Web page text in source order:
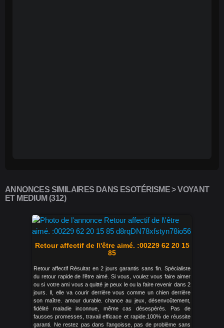
ANNONCES SIMILAIRES DANS ESOTÉRISME > VOYANT
ET MEDIUM (312)
Retour affectif de l\'être aimé. :00229 62 20 15
85
Retour affectif Résultat en 2 jours garantis sans fin. Spécialiste
du retour rapide de l'être aimé. Si vous, voulez vous faire aimer
ou si votre ami vous a quitté je peux le ou la faire revenir dans 2
jours. Il, elle va courir derrière vous comme un chien derrière
son maître. amour durable. chance au jeux, désenvoûtement,
fidélité maladie inconnue, même cas désespérés. Pas de
fausses promesses, travail efficace et rapide.100% de réussite
garanti. Ne restez pas dans l'angoisse, pas de problème sans